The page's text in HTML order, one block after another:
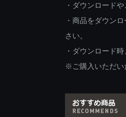
・ダウンロード
・商品をダウン
さい。
・ダウンロード
※ご購入いただい